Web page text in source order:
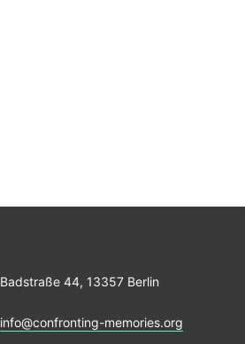
Badstraße 44, 13357 Berlin
info@confronting-memories.org